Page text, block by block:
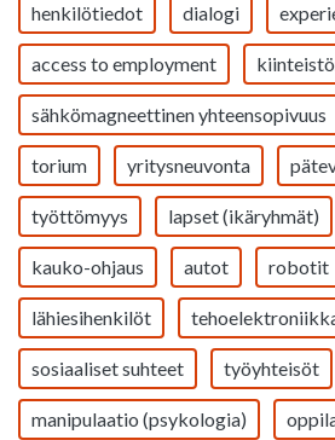
henkilötiedot dialogi
access to employment
sähkömagneettinen yhteensopivuus
torium yritysneuvonta
työttömyys lapset (ikäryhmät)
kauko-ohjaus autot robotit
lähiesihenkilöt
sosiaaliset suhteet työyhteisöt
manipulaatio (psykologia)